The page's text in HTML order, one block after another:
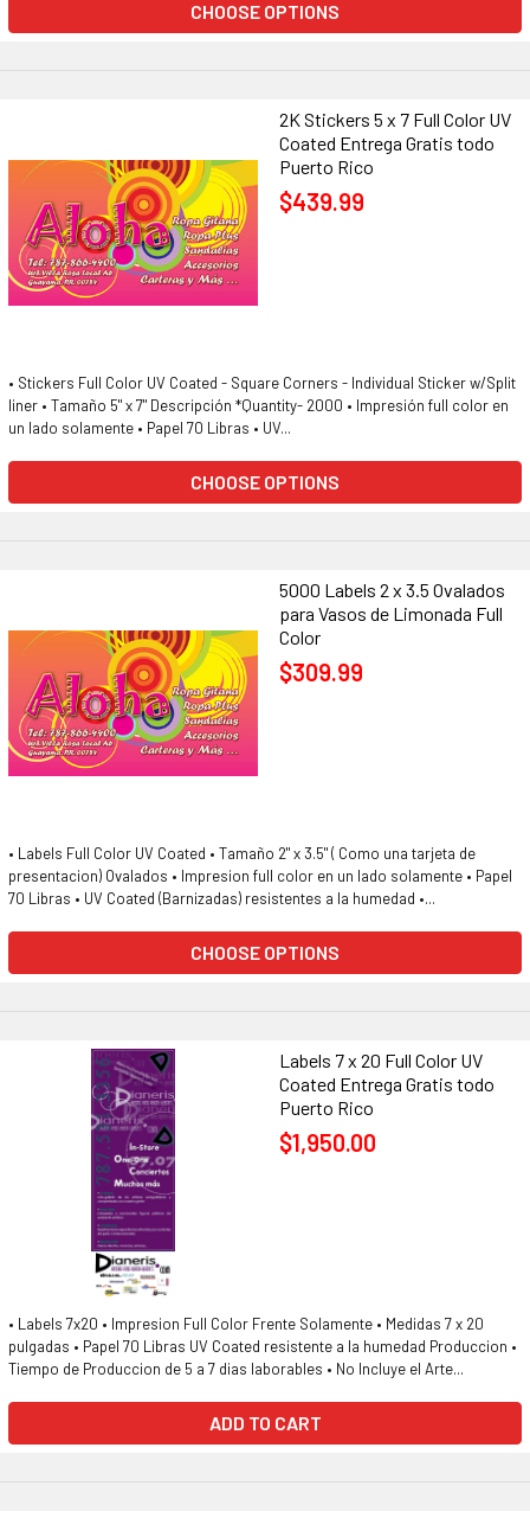
CHOOSE OPTIONS
2K Stickers 5 x 7 Full Color UV
Coated Entrega Gratis todo
Puerto Rico
$439.99
• Stickers Full Color UV Coated - Square Corners - Individual Sticker w/Split
liner • Tamaño 5" x 7" Descripción *Quantity- 2000 • Impresión full color en
un lado solamente • Papel 70 Libras • UV...
CHOOSE OPTIONS
5000 Labels 2 x 3.5 Ovalados
para Vasos de Limonada Full
Color
$309.99
• Labels Full Color UV Coated • Tamaño 2" x 3.5" ( Como una tarjeta de
presentacion) Ovalados • Impresion full color en un lado solamente • Papel
70 Libras • UV Coated (Barnizadas) resistentes a la humedad •...
CHOOSE OPTIONS
Labels 7 x 20 Full Color UV
Coated Entrega Gratis todo
Puerto Rico
$1,950.00
• Labels 7x20 • Impresion Full Color Frente Solamente • Medidas 7 x 20
pulgadas • Papel 70 Libras UV Coated resistente a la humedad Produccion •
Tiempo de Produccion de 5 a 7 dias laborables • No Incluye el Arte...
ADD TO CART